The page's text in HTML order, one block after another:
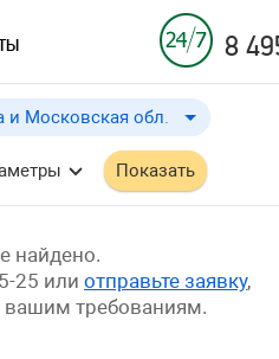
8
и Московская обл.
и Московская обл.
Показать
найдено.
25 или отправьте заявку,
вашим требованиям.